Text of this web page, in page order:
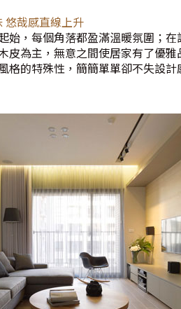
悠哉感直線上升
始，每個角落都盈滿溫暖氛圍；在
皮為主，無意之間使居家有了優
格的特殊性，簡簡單單卻不失設計